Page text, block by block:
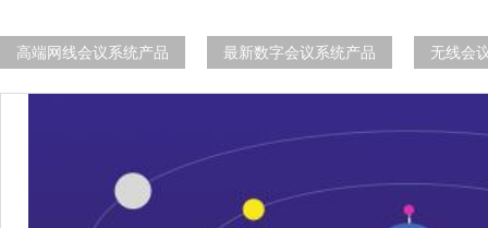
高端网线会议系统产品 最新数字会议系统产品 无线会